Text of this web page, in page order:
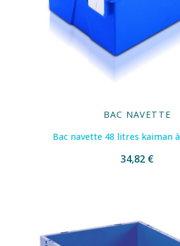
BAC NAVETTE
Bac navette 48 litres kaiman
34,82 €